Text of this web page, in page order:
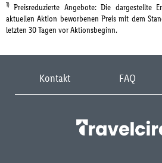
1) Preisreduzierte Angebote: Die dargestellte
aktuellen Aktion beworbenen Preis mit dem
letzten 30 Tagen vor Aktionsbeginn.
Kontakt FAQ